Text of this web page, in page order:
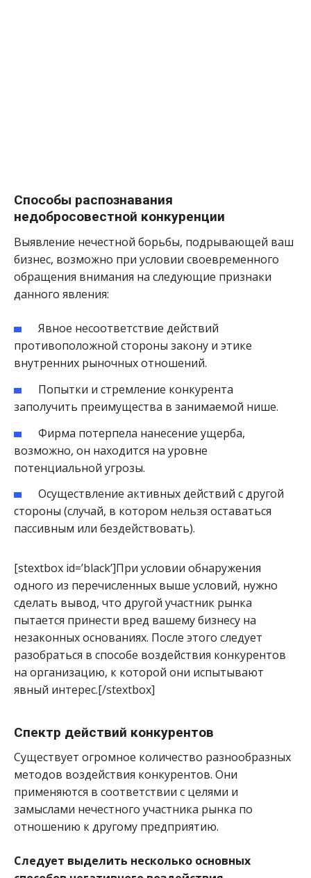
Способы распознавания
недобросовестной конкуренции
Выявление нечестной борьбы, подрывающей ваш
бизнес, возможно при условии своевременного
обращения внимания на следующие признаки
данного явления:
Явное несоответствие действий
противоположной стороны закону и этике
внутренних рыночных отношений.
Попытки и стремление конкурента
заполучить преимущества в занимаемой нише.
Фирма потерпела нанесение ущерба,
возможно, он находится на уровне
потенциальной угрозы.
Осуществление активных действий с другой
стороны (случай, в котором нельзя оставаться
пассивным или бездействовать).
[stextbox id=’black’]При условии обнаружения
одного из перечисленных выше условий, нужно
сделать вывод, что другой участник рынка
пытается принести вред вашему бизнесу на
незаконных основаниях. После этого следует
разобраться в способе воздействия конкурентов
на организацию, к которой они испытывают
явный интерес.[/stextbox]
Спектр действий конкурентов
Существует огромное количество разнообразных
методов воздействия конкурентов. Они
применяются в соответствии с целями и
замыслами нечестного участника рынка по
отношению к другому предприятию.
Следует выделить несколько основных